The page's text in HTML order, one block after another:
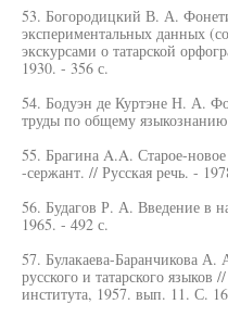
53. Богородицкий В. А.
экспериментальных данных
экскурсами о татарской
1930. - 356 с.
54. Бодуэн де Куртэне Н. А.
труды по общему
55. Брагина A.A. Старое-
-сержант. // Русская речь. -
56. Будагов Р. А. Введение в
1965. - 492 с.
57. Булакаева-Баранчикова А.
русского и татарского
института, 1957. вып. 11. С.